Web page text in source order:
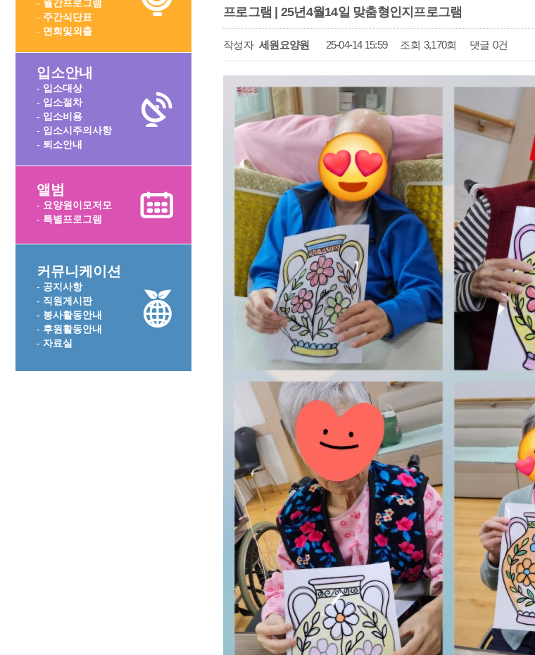
- 월간프로그램
- 주간식단표
- 면회및외출
입소안내
- 입소대상
- 입소절차
- 입소비용
- 입소시주의사항
- 퇴소안내
앨범
- 요양원이모저모
- 특별프로그램
커뮤니케이션
- 공지사항
- 직원게시판
- 봉사활동안내
- 후원활동안내
- 자료실
프로그램 | 25년4월14일 맞춤형인지프로그램
작성자 세원요양원 25-04-14 15:59 조회 3,170회 댓글 0건